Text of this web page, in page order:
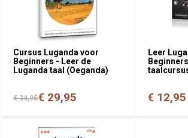
Cursus Luganda voor
Beginners - Leer de
Luganda taal (Oeganda)
€ 34,95€ 29,95
Leer
€ 12,95